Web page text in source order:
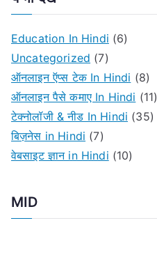
Education In Hindi (6)
Uncategorized (7)
ऑनलाइन ऍप्स टेक In Hindi (8)
ऑनलाइन पैसे कमाए In Hindi (11)
टेक्नोलॉजी & नीड In Hindi (35)
बिज़नेस in Hindi (7)
वेबसाइट ज्ञान in Hindi (10)
MID